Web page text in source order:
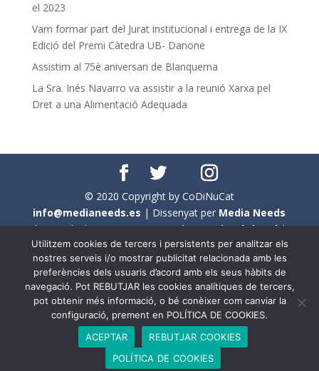
el 2023
Vam formar part del Jurat institucional i entrega de la IX
Edició del Premi Càtedra UB- Danone
Assistim al 75è aniversari de Blanquerna
La Sra. Inés Navarro va assistir a la reunió Xarxa pel
Dret a una Alimentació Adequada
© 2020 Copyright by CoDiNuCat
info@medianeeds.es | Dissenyat per Media Needs
| Tots els drets reservats aCoDiNuCat |Avís legal|
Avís per cookies
En aquest web s'ha tingut en compte l'ús no sexista del
llenguatge. No obstant això, i a causa de la seva
extensió, no s'ha pogut fer de manera exhaustiva. Per
aquest motiu, a vegades , s'ha utilitzat el femení com a
genèric, atès que és una professió que compta amb al
voltant d'un 90% de persones del sexe femení.
Utilitzem cookies de tercers i persistents per analitzar els
nostres serveis i/o mostrar publicitat relacionada amb les
preferències dels usuaris d’acord amb els seus hàbits de
navegació. Pot REBUTJAR les cookies analítiques de tercers,
pot obtenir més informació, o bé conèixer com canviar la
configuració, prement en POLÍTICA DE COOKIES.
ACEPTAR
REBUTJAR COOKIES
POLÍTICA DE COOKIES